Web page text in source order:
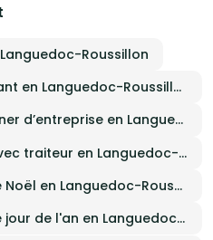
Roussillon
Traiteur anniversaire enfant en Languedoc-Roussillon
Traiteur pour petit-déjeuner d’entreprise en Languedoc-Roussillon
Organiser un baptême avec traiteur en Languedoc-Roussillon
Repas gastronomique de Noël en Languedoc-Roussillon
Repas gastronomique de jour de l'an en Languedoc-Roussillon